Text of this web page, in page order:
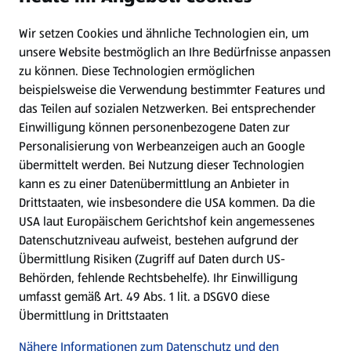
WhatsApp
Gewinnspiele
Mein HOFER. Meine Einkäufe.
Meine Meinung. Mein HOFER.
Gutscheingroßbestellung
(öffnet in einem neuen Tab)
Folge uns hier:
Jetzt die HOFER App downloaden
Wir setzen Cookies und ähnliche Technologien ein, um
unsere Website bestmöglich an Ihre Bedürfnisse anpassen
zu können. Diese Technologien ermöglichen
beispielsweise die Verwendung bestimmter Features und
das Teilen auf sozialen Netzwerken. Bei entsprechender
Einwilligung können personenbezogene Daten zur
Personalisierung von Werbeanzeigen auch an Google
übermittelt werden. Bei Nutzung dieser Technologien
kann es zu einer Datenübermittlung an Anbieter in
Drittstaaten, wie insbesondere die USA kommen. Da die
USA laut Europäischem Gerichtshof kein angemessenes
Datenschutzniveau aufweist, bestehen aufgrund der
Übermittlung Risiken (Zugriff auf Daten durch US-
Behörden, fehlende Rechtsbehelfe). Ihr Einwilligung
umfasst gemäß Art. 49 Abs. 1 lit. a DSGVO diese
Übermittlung in Drittstaaten
Nähere Informationen zum Datenschutz und den